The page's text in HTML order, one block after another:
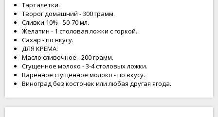
Тарталетки.
Творог домашний - 300 грамм.
Сливки 10% - 50-70 мл.
Желатин - 1 столовая ложки с горкой.
Сахар - по вкусу.
ДЛЯ КРЕМА:
Масло сливочное - 200 грамм.
Сгущенное молоко - 3-4 столовых ложки.
Варенное сгущенное молоко - по вкусу.
Виноград без косточек или любая другая ягода.